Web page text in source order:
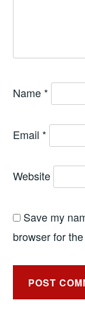
Name *
Email *
Website
Save my
browser for